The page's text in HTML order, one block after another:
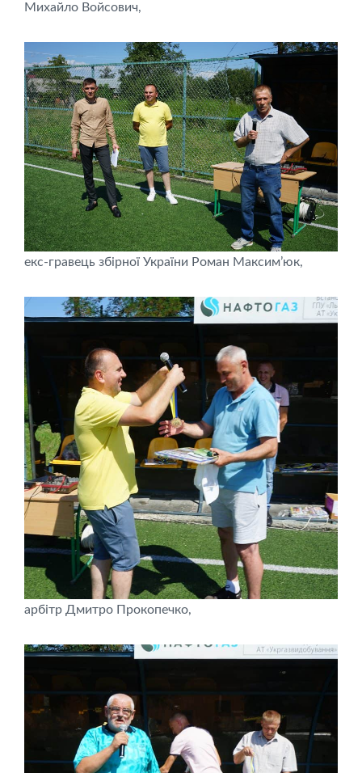
Михайло Войсович,
екс-гравець збірної України Роман Максим’юк,
арбітр Дмитро Прокопечко,